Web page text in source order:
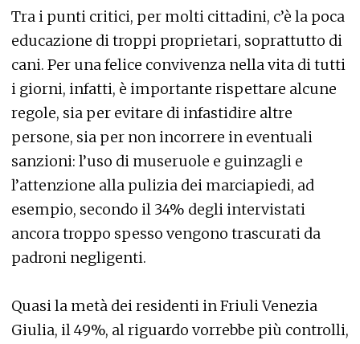
Tra i punti critici, per molti cittadini, c’è la poca
educazione di troppi proprietari, soprattutto di
cani. Per una felice convivenza nella vita di tutti
i giorni, infatti, è importante rispettare alcune
regole, sia per evitare di infastidire altre
persone, sia per non incorrere in eventuali
sanzioni: l’uso di museruole e guinzagli e
l’attenzione alla pulizia dei marciapiedi, ad
esempio, secondo il 34% degli intervistati
ancora troppo spesso vengono trascurati da
padroni negligenti.
Quasi la metà dei residenti in Friuli Venezia
Giulia, il 49%, al riguardo vorrebbe più controlli,